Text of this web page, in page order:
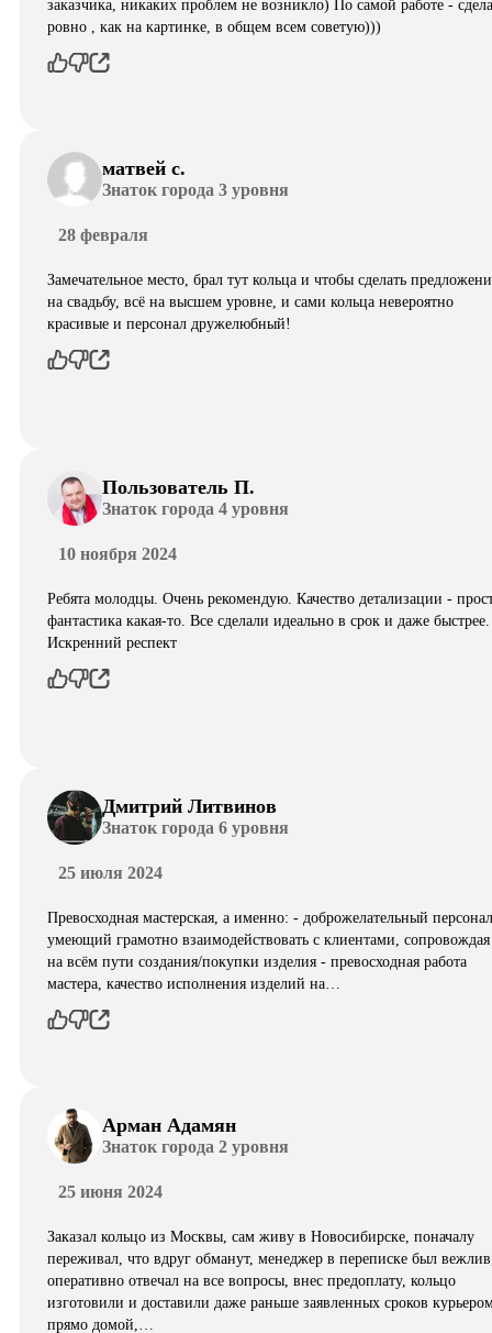
заказчика, никаких проблем не возникло) По самой работе -
ровно , как на картинке, в общем всем советую)))
матвей с.
Знаток города 3 уровня
28 февраля
Замечательное место, брал тут кольца и чтобы сделать
на свадьбу, всё на высшем уровне, и сами кольца невероятно
красивые и персонал дружелюбный!
Пользователь П.
Знаток города 4 уровня
10 ноября 2024
Ребята молодцы. Очень рекомендую. Качество детализации -
фантастика какая-то. Все сделали идеально в срок и даже быстрее.
Искренний респект
Дмитрий Литвинов
Знаток города 6 уровня
25 июля 2024
Превосходная мастерская, а именно: - доброжелательный
умеющий грамотно взаимодействовать с клиентами,
на всём пути создания/покупки изделия - превосходная работа
мастера, качество исполнения изделий на…
Арман Адамян
Знаток города 2 уровня
25 июня 2024
Заказал кольцо из Москвы, сам живу в Новосибирске, поначалу
переживал, что вдруг обманут, менеджер в переписке был
оперативно отвечал на все вопросы, внес предоплату, кольцо
изготовили и доставили даже раньше заявленных сроков
прямо домой,…